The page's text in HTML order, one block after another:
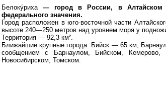
Белоку́риха— город в России, в Алтайском
федерального значения.
Город расположен в юго-восточной части
высоте 240—250 метров над уровнем моря у
Территория — 92,3 км².
Ближайшие крупные города: Бийск — 65 км,
сообщением с Барнаулом, Бийском, Кемерово,
Новосибирском, Томском.